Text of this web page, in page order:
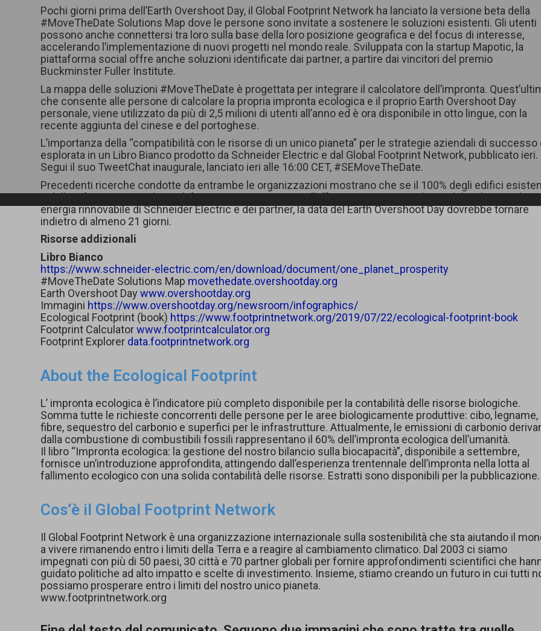
Pochi giorni prima dell’Earth Overshoot Day, il Global Footprint Network ha lanciato la versione beta della
#MoveTheDate Solutions Map dove le persone sono invitate a sostenere le soluzioni esistenti. Gli utenti
possono anche connettersi tra loro sulla base della loro posizione geografica e del focus di interesse,
accelerando l’implementazione di nuovi progetti nel mondo reale. Sviluppata con la startup Mapotic, la
piattaforma social offre anche soluzioni identificate dai partner, a partire dai vincitori del premio
Buckminster Fuller Institute.
La mappa delle soluzioni #MoveTheDate è progettata per integrare il calcolatore dell’impronta.
che consente alle persone di calcolare la propria impronta ecologica e il proprio Earth Overshoot Day
personale, viene utilizzato da più di 2,5 milioni di utenti all’anno ed è ora disponibile in otto lingue, con la
recente aggiunta del cinese e del portoghese.
L’importanza della “compatibilità con le risorse di un unico pianeta” per le strategie aziendali di successo
esplorata in un Libro Bianco prodotto da Schneider Electric e dal Global Footprint Network, pubblicato ieri.
Segui il suo TweetChat inaugurale, lanciato ieri alle 16:00 CET, #SEMoveTheDate.
Precedenti ricerche condotte da entrambe le organizzazioni mostrano che se il 100% degli edifici
e delle infrastrutture industriali fossero equipaggiati con l’efficienza energetica disponibile e le
energia rinnovabile di Schneider Electric e dei partner, la data del Earth Overshoot Day dovrebbe tornare
indietro di almeno 21 giorni.
Risorse addizionali
Libro Bianco
https://www.schneider-electric.com/en/download/document/one_planet_prosperity
#MoveTheDate Solutions Map movethedate.overshootday.org
Earth Overshoot Daywww.overshootday.org
Immagini https://www.overshootday.org/newsroom/infographics/
Ecological Footprint (book) https://www.footprintnetwork.org/2019/07/22/ecological-footprint-book
Footprint Calculatorwww.footprintcalculator.org
Footprint Explorer data.footprintnetwork.org
About the Ecological Footprint
L’ impronta ecologica è l’indicatore più completo disponibile per la contabilità delle risorse biologiche.
Somma tutte le richieste concorrenti delle persone per le aree biologicamente produttive: cibo, legname,
fibre, sequestro del carbonio e superfici per le infrastrutture. Attualmente, le emissioni di carbonio
dalla combustione di combustibili fossili rappresentano il 60% dell’impronta ecologica dell’umanità.
Il libro “Impronta ecologica: la gestione del nostro bilancio sulla biocapacità”, disponibile a settembre,
fornisce un’introduzione approfondita, attingendo dall’esperienza trentennale dell’impronta nella lotta al
fallimento ecologico con una solida contabilità delle risorse. Estratti sono disponibili per la pubblicazione.
Cos’è il Global Footprint Network
Il Global Footprint Network è una organizzazione internazionale sulla sostenibilità che sta aiutando il
a vivere rimanendo entro i limiti della Terra e a reagire al cambiamento climatico. Dal 2003 ci siamo
impegnati con più di 50 paesi, 30 città e 70 partner globali per fornire approfondimenti scientifici che
guidato politiche ad alto impatto e scelte di investimento. Insieme, stiamo creando un futuro in cui tutti
possiamo prosperare entro i limiti del nostro unico pianeta.
www.footprintnetwork.org